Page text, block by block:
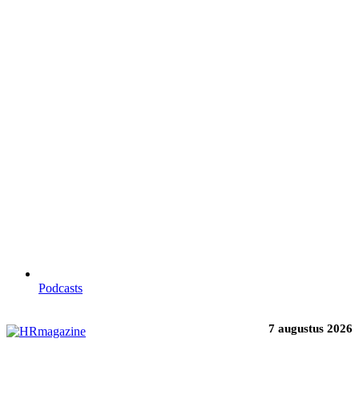
Podcasts
7 augustus 2026